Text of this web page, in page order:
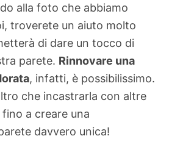
alla foto che abbiamo
troverete un aiuto molto
di dare un tocco di
parete. Rinnovare una
, infatti, è possibilissimo.
che incastrarla con altre
a creare una
davvero unica!